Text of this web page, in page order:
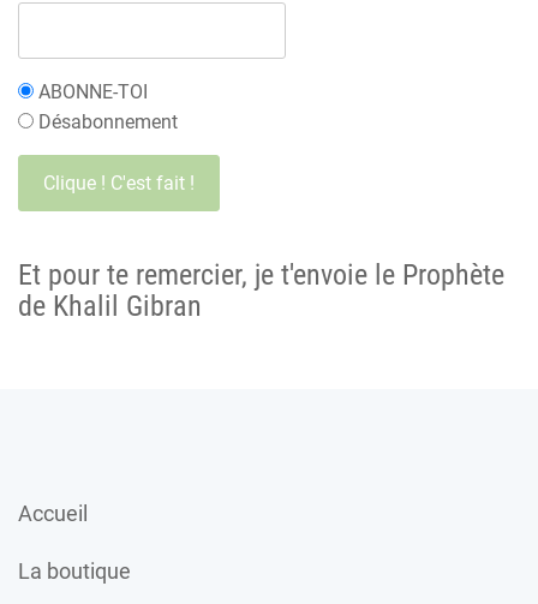
ABONNE-TOI
Désabonnement
Et pour te remercier, je t'envoie le Prophète
de Khalil Gibran
Accueil
La boutique